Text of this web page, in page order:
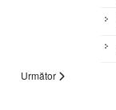
Următor